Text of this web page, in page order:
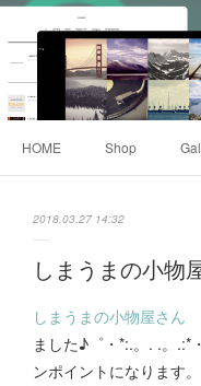
HOME Shop
2018.03.27 14:32
しまうまの小物
しまうまの小物屋さん
ました♪゜・*:.。. .。.:*
ンポイントになります